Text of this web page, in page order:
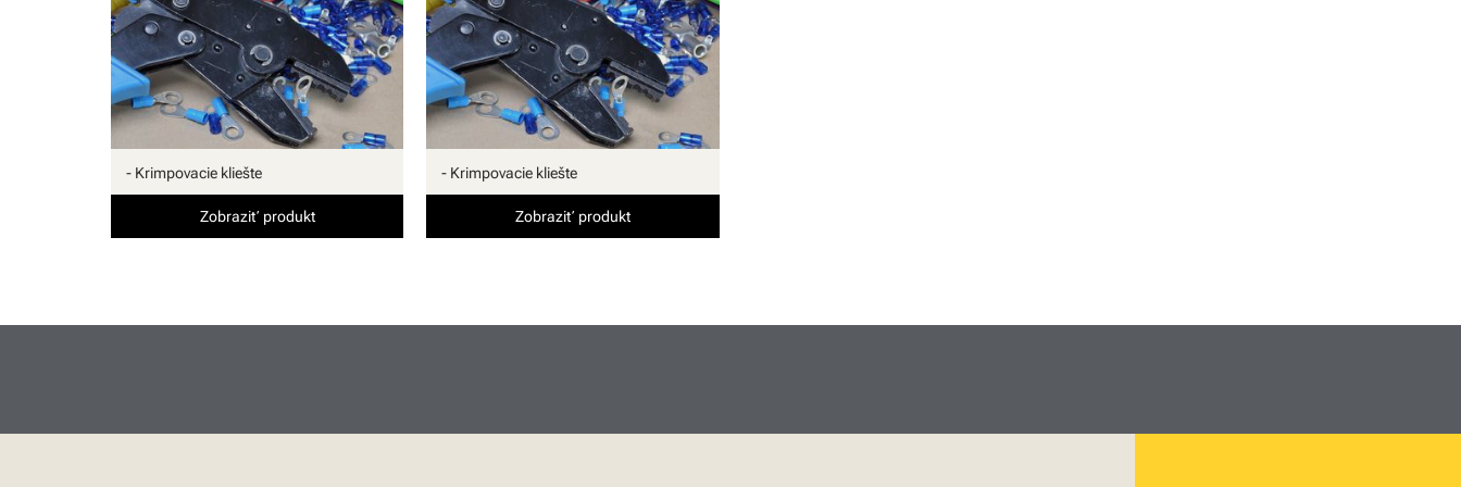
Prenosné tlačiarne
Gravírovacie nadstavby
Brother tlačiarne laminových
štítkov
štítkov
- Krimpovacie kliešte
Zobraziť produkt
- Krimpovacie kliešte
Zobraziť produkt